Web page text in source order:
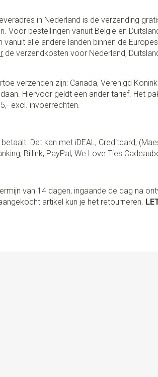
in Nederland is de verzending
Voor bestellingen vanuit België en
alle andere landen binnen de
de verzendkosten voor Nederland,
verzenden zijn: Canada, Verenigd
Hiervoor geldt een ander tarief. Het
excl. invoerrechten.
Dat kan met iDEAL, Creditcard,
Billink, PayPal, We Love Ties
van 14 dagen, ingaande de dag na
artikel kun je het retourneren.